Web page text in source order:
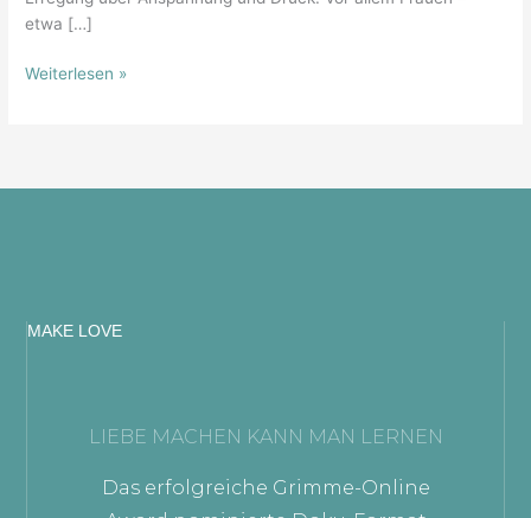
etwa […]
Weiterlesen »
MAKE LOVE
LIEBE MACHEN KANN MAN LERNEN
Das erfolgreiche Grimme-Online